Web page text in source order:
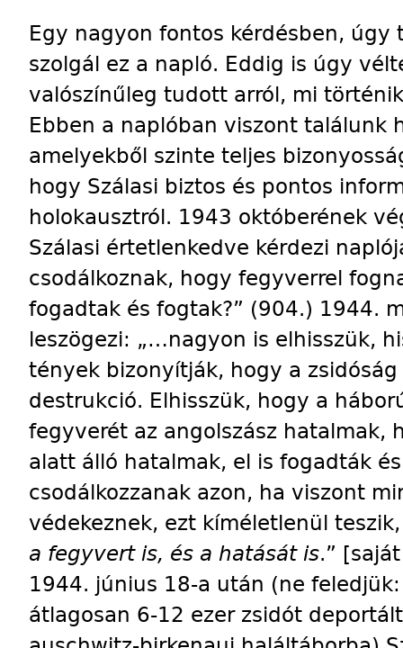
Egy nagyon fontos kérdésben,
szolgál ez a napló. Eddig is úgy
valószínűleg tudott arról, mi
Ebben a naplóban viszont találunk
amelyekből szinte teljes
hogy Szálasi biztos és pontos
holokausztról. 1943 októ­be­rének
Szálasi ér­tetlenkedve kérdezi
csodálkoznak, hogy fegyverrel
fogadtak és fogtak?” (904.) 1944.
leszögezi: „…nagyon is elhisszük,
tények bizonyítják, hogy a
destrukció. Elhisszük, hogy a
fegyverét az angolszász hatalmak,
alatt álló hatalmak, el is fogadták
csodálkozzanak azon, ha viszont
védekeznek, ezt kíméletlenül
a fegyvert is, és a hatását is.”
1944. június 18-a után (ne
átlagosan 6-12 ezer zsidót